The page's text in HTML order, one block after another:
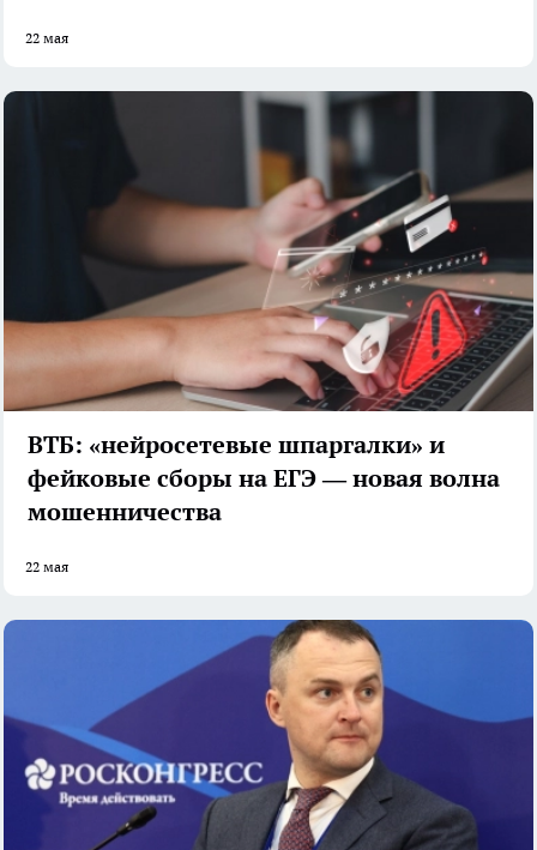
22 мая
ВТБ: «нейросетевые шпаргалки» и
фейковые сборы на ЕГЭ — новая волна
мошенничества
22 мая